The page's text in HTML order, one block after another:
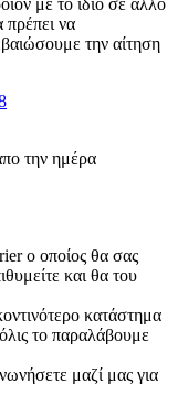
με το ίδιο σε άλλο
να
την αίτηση
την ημέρα
o οποίος θα σας
και θα του
κατάστημα
το παραλάβουμε
μαζί μας για